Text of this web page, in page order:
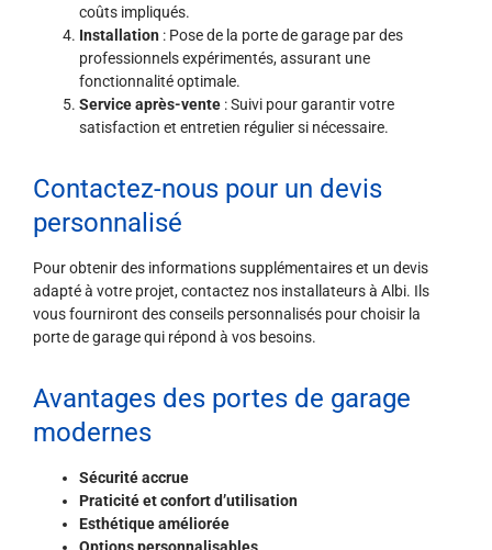
coûts impliqués.
Installation : Pose de la porte de garage par des
professionnels expérimentés, assurant une
fonctionnalité optimale.
Service après-vente : Suivi pour garantir votre
satisfaction et entretien régulier si nécessaire.
Contactez-nous pour un devis
personnalisé
Pour obtenir des informations supplémentaires et un devis
adapté à votre projet, contactez nos installateurs à Albi. Ils
vous fourniront des conseils personnalisés pour choisir la
porte de garage qui répond à vos besoins.
Avantages des portes de garage
modernes
Sécurité accrue
Praticité et confort d’utilisation
Esthétique améliorée